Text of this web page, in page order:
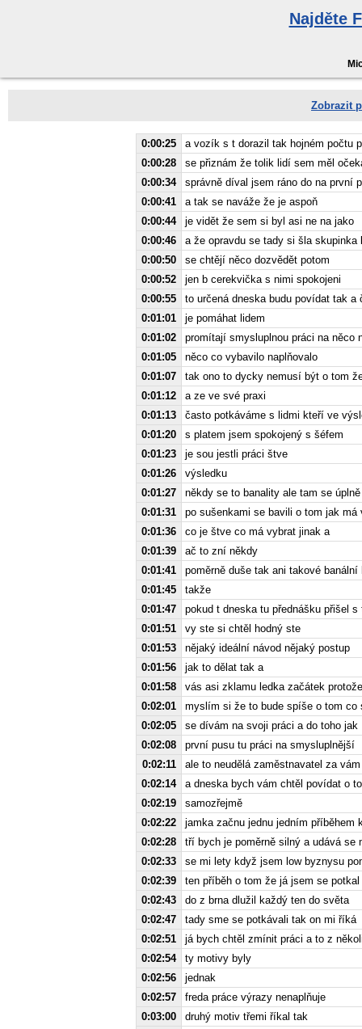
Najděte
Zobrazit
0:00:25
a vozík s t dorazil tak hojném počtu
0:00:28
se přiznám že tolik lidí sem měl
0:00:34
správně díval jsem ráno do na první
0:00:41
a tak se naváže že je aspoň
0:00:44
je vidět že sem si byl asi ne na jako
0:00:46
a že opravdu se tady si šla skupinka
0:00:50
se chtějí něco dozvědět potom
0:00:52
jen b cerekvička s nimi spokojeni
0:00:55
to určená dneska budu povídat tak
0:01:01
je pomáhat lidem
0:01:02
promítají smysluplnou práci na něco
0:01:05
něco co vybavilo naplňovalo
0:01:07
tak ono to dycky nemusí být o tom
0:01:12
a ze ve své praxi
0:01:13
často potkáváme s lidmi kteří ve
0:01:20
s platem jsem spokojený s šéfem
0:01:23
je sou jestli práci štve
0:01:26
výsledku
0:01:27
někdy se to banality ale tam se
0:01:31
po sušenkami se bavili o tom jak
0:01:36
co je štve co má vybrat jinak a
0:01:39
ač to zní někdy
0:01:41
poměrně duše tak ani takové
0:01:45
takže
0:01:47
pokud t dneska tu přednášku přišel s
0:01:51
vy ste si chtěl hodný ste
0:01:53
nějaký ideální návod nějaký postup
0:01:56
jak to dělat tak a
0:01:58
vás asi zklamu ledka začátek protože
0:02:01
myslím si že to bude spíše o tom co
0:02:05
se dívám na svoji práci a do toho jak
0:02:08
první pusu tu práci na smysluplnější
0:02:11
ale to neudělá zaměstnavatel za
0:02:14
a dneska bych vám chtěl povídat o
0:02:19
samozřejmě
0:02:22
jamka začnu jednu jedním příběhem
0:02:28
tří bych je poměrně silný a udává se
0:02:33
se mi lety když jsem low byznysu
0:02:39
ten příběh o tom že já jsem se
0:02:43
do z brna dlužil každý ten do světa
0:02:47
tady sme se potkávali tak on mi říká
0:02:51
já bych chtěl zmínit práci a to z
0:02:54
ty motivy byly
0:02:56
jednak
0:02:57
freda práce výrazy nenaplňuje
0:03:00
druhý motiv třemi říkal tak